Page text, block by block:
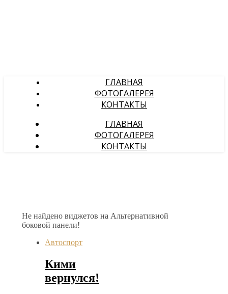
ГЛАВНАЯ
ФОТОГАЛЕРЕЯ
КОНТАКТЫ
ГЛАВНАЯ
ФОТОГАЛЕРЕЯ
КОНТАКТЫ
Не найдено виджетов на Альтернативной
боковой панели!
Автоспорт
Кими
вернулся!